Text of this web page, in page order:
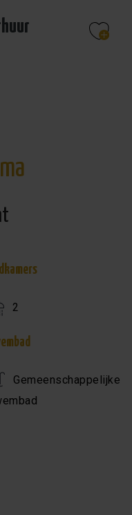
2
Gemeenschappelijke